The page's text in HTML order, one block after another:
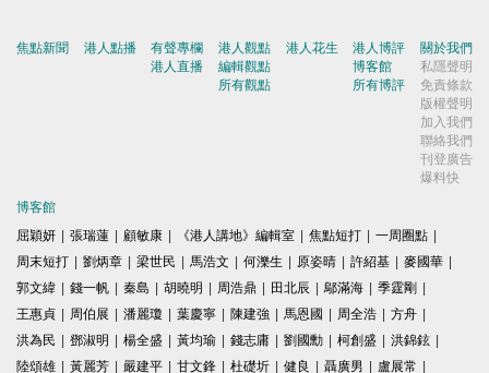
焦點新聞 港人點播
有聲專欄
港人直播
港人觀點
編輯觀點
所有觀點
港人花生
港人博評
博客館
所有博評
關於我們
私隱聲明
免責條款
版權聲明
加入我們
聯絡我們
刊登廣告
爆料快
博客館
屈穎妍 | 張瑞蓮 | 顧敏康 | 《港人講地》編輯室 | 焦點短打 | 一周圈點 |
周末短打 | 劉炳章 | 梁世民 | 馬浩文 | 何濼生 | 原姿晴 | 許紹基 | 麥國華 |
郭文緯 | 錢一帆 | 秦島 | 胡曉明 | 周浩鼎 | 田北辰 | 鄔滿海 | 季霆剛 |
王惠貞 | 周伯展 | 潘麗瓊 | 葉慶寧 | 陳建強 | 馬恩國 | 周全浩 | 方舟 |
洪為民 | 鄧淑明 | 楊全盛 | 黃均瑜 | 錢志庸 | 劉國勳 | 柯創盛 | 洪錦鉉 |
陸頌雄 | 黃麗芳 | 嚴建平 | 甘文鋒 | 杜礎圻 | 健良 | 聶廣男 | 盧展常 |